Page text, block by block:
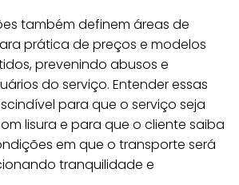
também definem áreas de
prática de preços e modelos
prevenindo abusos e
do serviço. Entender essas
para que o serviço seja
lisura e para que o cliente saiba
em que o transporte será
tranquilidade e